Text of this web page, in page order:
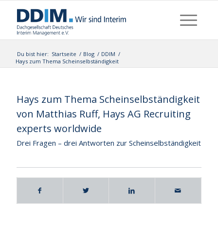
Du bist hier: Startseite / Blog / DDIM /
Hays zum Thema Scheinselbständigkeit
Hays zum Thema Scheinselbständigkeit
von Matthias Ruff, Hays AG Recruiting
experts worldwide
Drei Fragen – drei Antworten zur Scheinselbständigkeit